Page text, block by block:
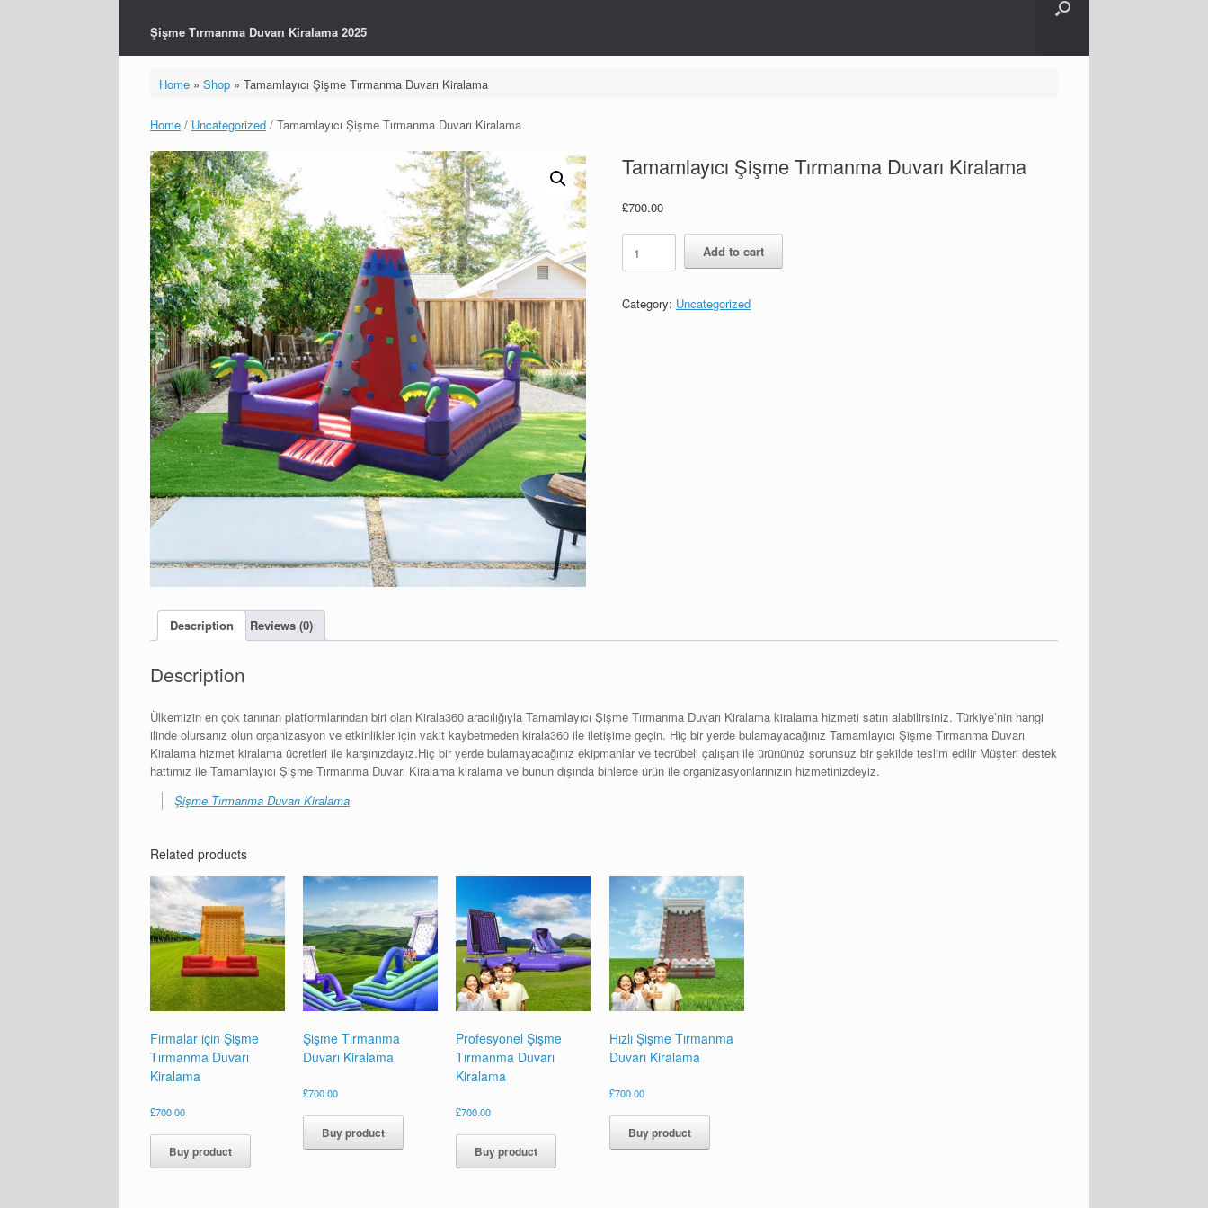
Şişme Tırmanma Duvarı Kiralama 2025
Home» Shop» Tamamlayıcı Şişme Tırmanma Duvarı Kiralama
Home / Uncategorized / Tamamlayıcı Şişme Tırmanma Duvarı Kiralama
Tamamlayıcı Şişme Tırmanma Duvarı Kiralama
£700.00
Tamamlayıcı
Şişme
Tırmanma
Kiralama
Add to cart
Category: Uncategorized
Description Reviews (0)
Description
Ülkemizin en çok tanınan platformlarından biri olan Kirala360 aracılığıyla Tamamlayıcı Şişme Tırmanma Duvarı Kiralama kiralama hizmeti satın alabilirsiniz. Türkiye’nin hangi
ilinde olursanız olun organizasyon ve etkinlikler için vakit kaybetmeden kirala360 ile iletişime geçin. Hiç bir yerde bulamayacağınız Tamamlayıcı Şişme Tırmanma Duvarı
Kiralama hizmet kiralama ücretleri ile karşınızdayız.Hiç bir yerde bulamayacağınız ekipmanlar ve tecrübeli çalışan ile ürününüz sorunsuz bir şekilde teslim edilir Müşteri destek
hattımız ile Tamamlayıcı Şişme Tırmanma Duvarı Kiralama kiralama ve bunun dışında binlerce ürün ile organizasyonlarınızın hizmetinizdeyiz.
Şişme Tırmanma Duvarı Kiralama
Related products
Firmalar için Şişme
Tırmanma Duvarı
Kiralama
£700.00
Buy product
Şişme Tırmanma
Duvarı Kiralama
£700.00
Buy product
Profesyonel Şişme
Tırmanma Duvarı
Kiralama
£700.00
Buy product
Hızlı Şişme Tırmanma
Duvarı Kiralama
£700.00
Buy product